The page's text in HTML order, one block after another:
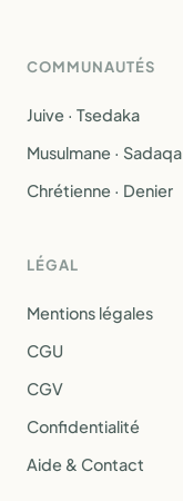
COMMUNAUTÉS
Juive · Tsedaka
Musulmane · Sadaqa
Chrétienne · Denier
LÉGAL
Mentions légales
CGU
CGV
Confidentialité
Aide & Contact